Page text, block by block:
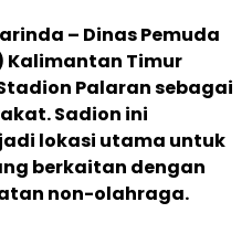
– Dinas Pemuda
Kalimantan Timur
Palaran sebagai
Sadion ini
lokasi utama untuk
berkaitan dengan
non-olahraga.